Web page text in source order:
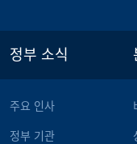
정부 소식
주요 인사
정부 기관